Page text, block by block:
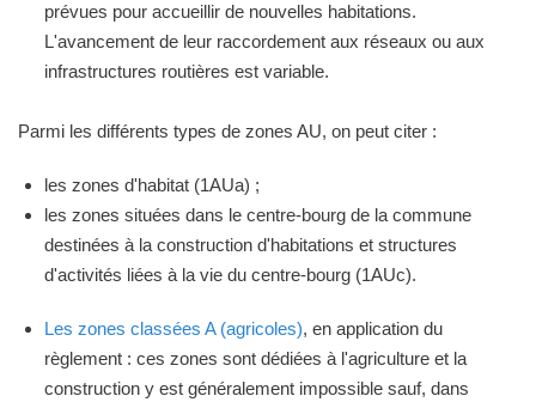
prévues pour accueillir de nouvelles habitations.
L'avancement de leur raccordement aux réseaux ou aux
infrastructures routières est variable.
Parmi les différents types de zones AU, on peut citer :
les zones d'habitat (1AUa) ;
les zones situées dans le centre-bourg de la commune
destinées à la construction d'habitations et structures
d'activités liées à la vie du centre-bourg (1AUc).
Les zones classées A (agricoles), en application du
règlement : ces zones sont dédiées à l'agriculture et la
construction y est généralement impossible sauf, dans